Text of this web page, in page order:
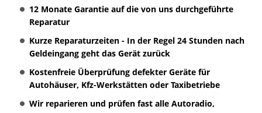
12 Monate Garantie auf die von uns durchgeführte
Reparatur
Kurze Reparaturzeiten - In der Regel 24 Stunden nach
Geldeingang geht das Gerät zurück
Kostenfreie Überprüfung defekter Geräte für
Autohäuser, Kfz-Werkstätten oder Taxibetriebe
Wir reparieren und prüfen fast alle Autoradio,